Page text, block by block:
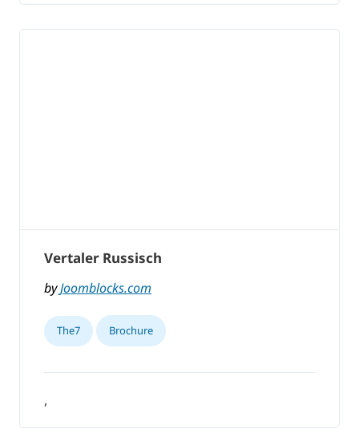
Vertaler Russisch
byJoomblocks.com
The7 Brochure
,